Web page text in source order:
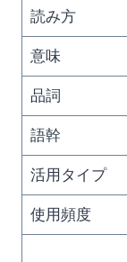
読み方
意味
品詞
語幹
活用タイプ
使用頻度